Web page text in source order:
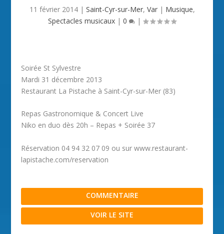
11 février 2014| Saint-Cyr-sur-Mer, Var| Musique,
Spectacles musicaux | 0 |
Soirée St Sylvestre
Mardi 31 décembre 2013
Restaurant La Pistache à Saint-Cyr-sur-Mer (83)
Repas Gastronomique & Concert Live
Niko en duo dès 20h – Repas + Soirée 37
Réservation 04 94 32 07 09 ou sur www.restaurant-
lapistache.com/reservation
COMMENTAIRE
VOIR LE SITE